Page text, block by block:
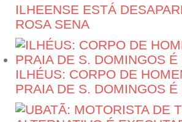
ILHEENSE ESTÁ
ROSA SENA
ILHÉUS: CORPO DE
PRAIA DE S. DOMINGOS